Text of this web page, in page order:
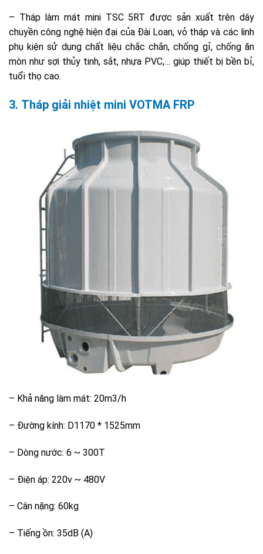
– Tháp làm mát mini TSC 5RT được sản xuất trên dây
chuyền công nghệ hiện đại của Đài Loan, vỏ tháp và các linh
phụ kiện sử dụng chất liệu chắc chắn, chống gỉ, chống ăn
mòn như sợi thủy tinh, sắt, nhựa PVC,… giúp thiết bị bền bỉ,
tuổi thọ cao.
3. Tháp giải nhiệt mini VOTMA FRP
– Khả năng làm mát: 20m3/h
– Đường kính: D1170 * 1525mm
– Dòng nước: 6 ~ 300T
– Điện áp: 220v ~ 480V
– Cân nặng: 60kg
– Tiếng ồn: 35dB (A)